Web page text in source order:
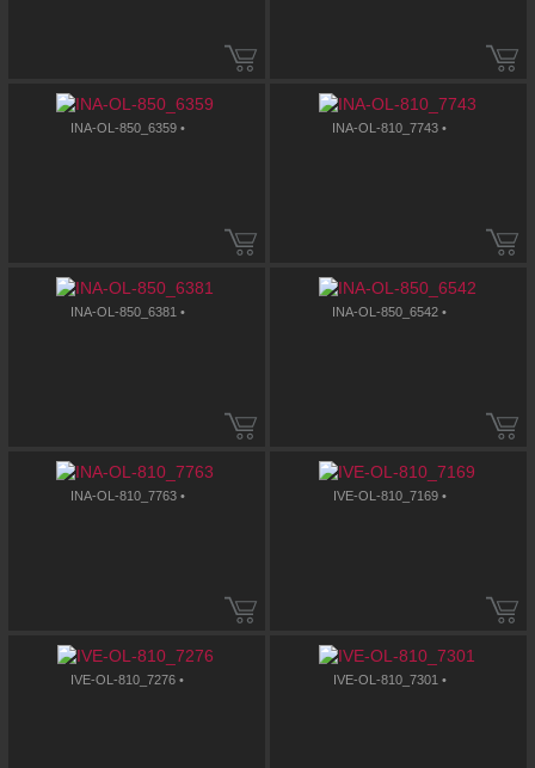
INA-OL-850_6359 • INA-OL-810_7743 •
INA-OL-850_6381 • INA-OL-850_6542 •
INA-OL-810_7763 • IVE-OL-810_7169 •
IVE-OL-810_7276 • IVE-OL-810_7301 •